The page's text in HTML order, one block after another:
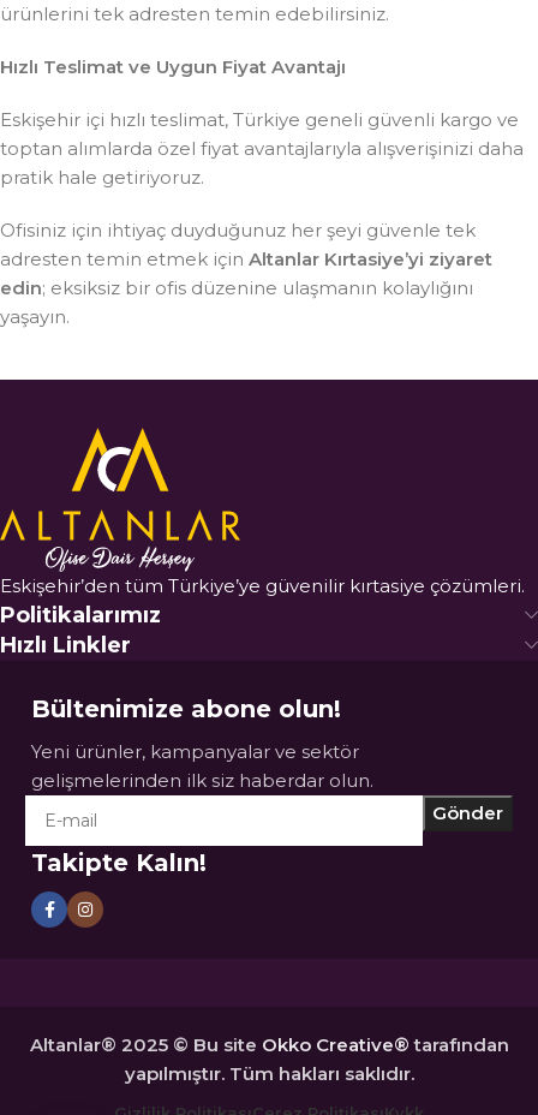
ürünlerini tek adresten temin edebilirsiniz.
Hızlı Teslimat ve Uygun Fiyat Avantajı
Eskişehir içi hızlı teslimat, Türkiye geneli güvenli kargo ve
toptan alımlarda özel fiyat avantajlarıyla alışverişinizi daha
pratik hale getiriyoruz.
Ofisiniz için ihtiyaç duyduğunuz her şeyi güvenle tek
adresten temin etmek için Altanlar Kırtasiye’yi ziyaret
edin; eksiksiz bir ofis düzenine ulaşmanın kolaylığını
yaşayın.
Eskişehir’den tüm Türkiye’ye güvenilir kırtasiye çözümleri.
Politikalarımız
Hızlı Linkler
Bültenimize abone olun!
Yeni ürünler, kampanyalar ve sektör
gelişmelerinden ilk siz haberdar olun.
Takipte Kalın!
Altanlar® 2025 © Bu site Okko Creative® tarafından
yapılmıştır. Tüm hakları saklıdır.